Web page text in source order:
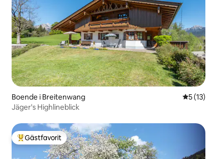
Boende i Breitenwang 5 av 5 i
5 (13)
Jäger's Highlineblick
Populär gästfavorit
Gästfavorit